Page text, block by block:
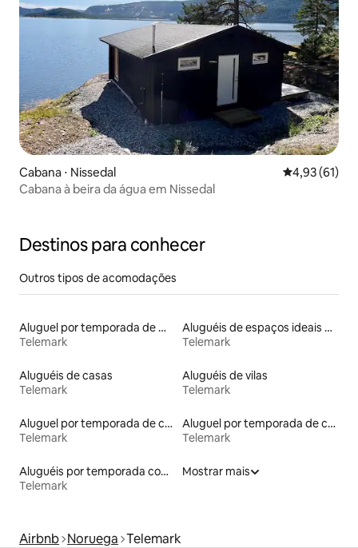
Cabana ⋅ Nissedal 4,93 de uma
4,93 (61)
Cabana à beira da água em Nissedal
Destinos para conhecer
Outros tipos de acomodações
Aluguel por temporada de microcasas
Telemark
Aluguéis de espaços ideais para famílias
Telemark
Aluguéis de casas
Telemark
Aluguéis de vilas
Telemark
Aluguel por temporada de casas de veraneio
Telemark
Aluguel por temporada de casas de hóspedes
Telemark
Aluguéis por temporada com caiaque
Telemark
Mostrar mais
Airbnb Noruega Telemark